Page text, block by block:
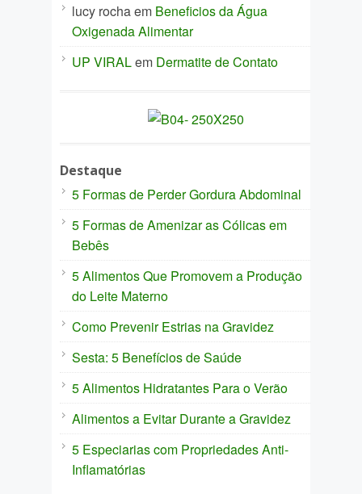
lucy rochaem Beneficios da Água
Oxigenada Alimentar
UP VIRALem Dermatite de Contato
Destaque
5 Formas de Perder Gordura Abdominal
5 Formas de Amenizar as Cólicas em
Bebês
5 Alimentos Que Promovem a Produção
do Leite Materno
Como Prevenir Estrias na Gravidez
Sesta: 5 Benefícios de Saúde
5 Alimentos Hidratantes Para o Verão
Alimentos a Evitar Durante a Gravidez
5 Especiarias com Propriedades Anti-
Inflamatórias